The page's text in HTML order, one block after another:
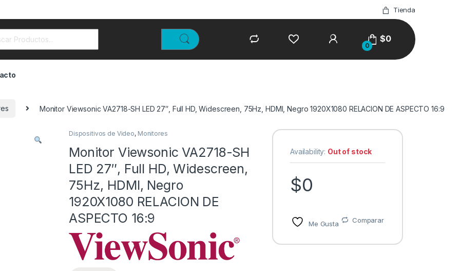
Tienda
0
$0
Monitor Viewsonic VA2718-SH LED 27″, Full HD, Widescreen, 75Hz, HDMI, Negro 1920X1080 RELACION DE ASPECTO 16:9
Dispositivos de Video, Monitores
Monitor Viewsonic VA2718-SH
LED 27″, Full HD, Widescreen,
75Hz, HDMI, Negro
1920X1080 RELACION DE
ASPECTO 16:9
Availability: Out of stock
$0
Me Gusta Comparar